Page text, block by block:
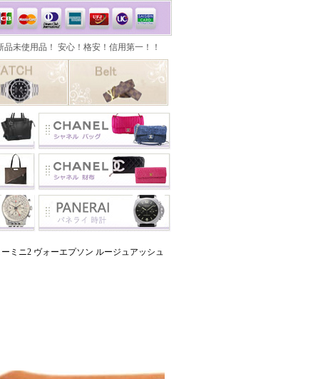
ミニ2 ヴォーエプソン ルージュアッシュ